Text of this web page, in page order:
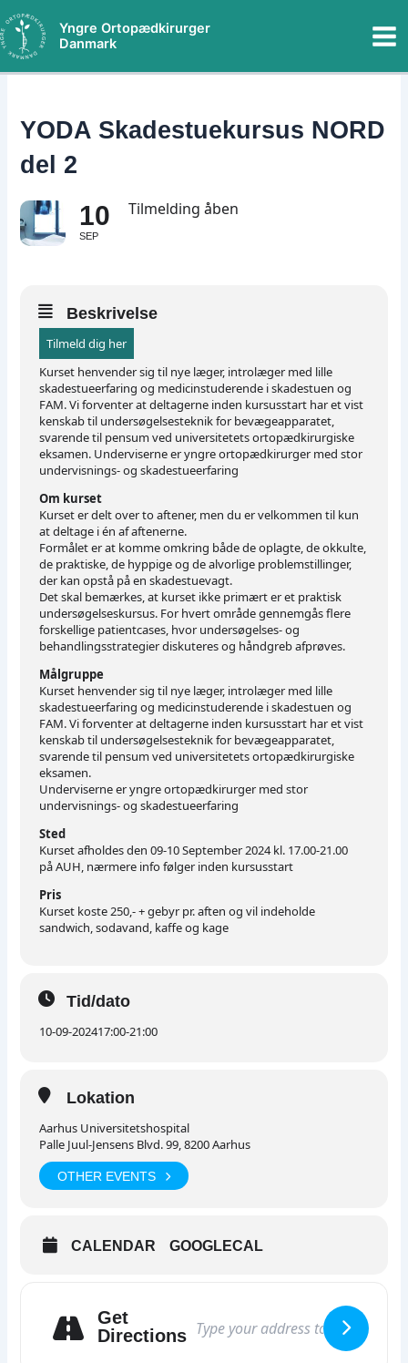
til
indholdet
Yngre Ortopædkirurger
Danmark
YODA Skadestuekursus NORD
del 2
10
SEP
Tilmelding åben
Beskrivelse
Tilmeld dig her
Kurset henvender sig til nye læger, introlæger med lille
skadestueerfaring og medicinstuderende i skadestuen og
FAM. Vi forventer at deltagerne inden kursusstart har et vist
kenskab til undersøgelsesteknik for bevægeapparatet,
svarende til pensum ved universitetets ortopædkirurgiske
eksamen. Underviserne er yngre ortopædkirurger med stor
undervisnings- og skadestueerfaring
Om kurset
Kurset er delt over to aftener, men du er velkommen til kun
at deltage i én af aftenerne.
Formålet er at komme omkring både de oplagte, de okkulte,
de praktiske, de hyppige og de alvorlige problemstillinger,
der kan opstå på en skadestuevagt.
Det skal bemærkes, at kurset ikke primært er et praktisk
undersøgelseskursus. For hvert område gennemgås flere
forskellige patientcases, hvor undersøgelses- og
behandlingsstrategier diskuteres og håndgreb afprøves.
Målgruppe
Kurset henvender sig til nye læger, introlæger med lille
skadestueerfaring og medicinstuderende i skadestuen og
FAM. Vi forventer at deltagerne inden kursusstart har et vist
kenskab til undersøgelsesteknik for bevægeapparatet,
svarende til pensum ved universitetets ortopædkirurgiske
eksamen.
Underviserne er yngre ortopædkirurger med stor
undervisnings- og skadestueerfaring
Sted
Kurset afholdes den 09-10 September 2024 kl. 17.00-21.00
på AUH, nærmere info følger inden kursusstart
Pris
Kurset koste 250,- + gebyr pr. aften og vil indeholde
sandwich, sodavand, kaffe og kage
Tid/dato
10-09-202417:00-21:00
Lokation
Aarhus Universitetshospital
Palle Juul-Jensens Blvd. 99, 8200 Aarhus
OTHER EVENTS
CALENDAR GOOGLECAL
Get
Directions